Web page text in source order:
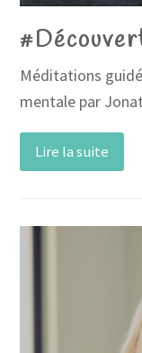
Méditations
mentale par
Lire la suite